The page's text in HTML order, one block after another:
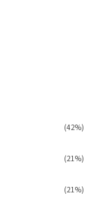
(42%)
(21%)
(21%)